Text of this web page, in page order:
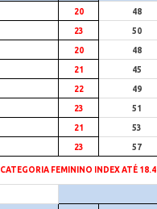
20 48
23 50
20 48
21 45
22 49
23 51
21 53
23 57
CATEGORIA FEMININO INDEX ATÉ